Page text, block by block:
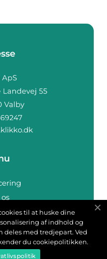
os
til at huske dine
af indhold og
deles med tredjepart. Ved
du cookiepolitikken.